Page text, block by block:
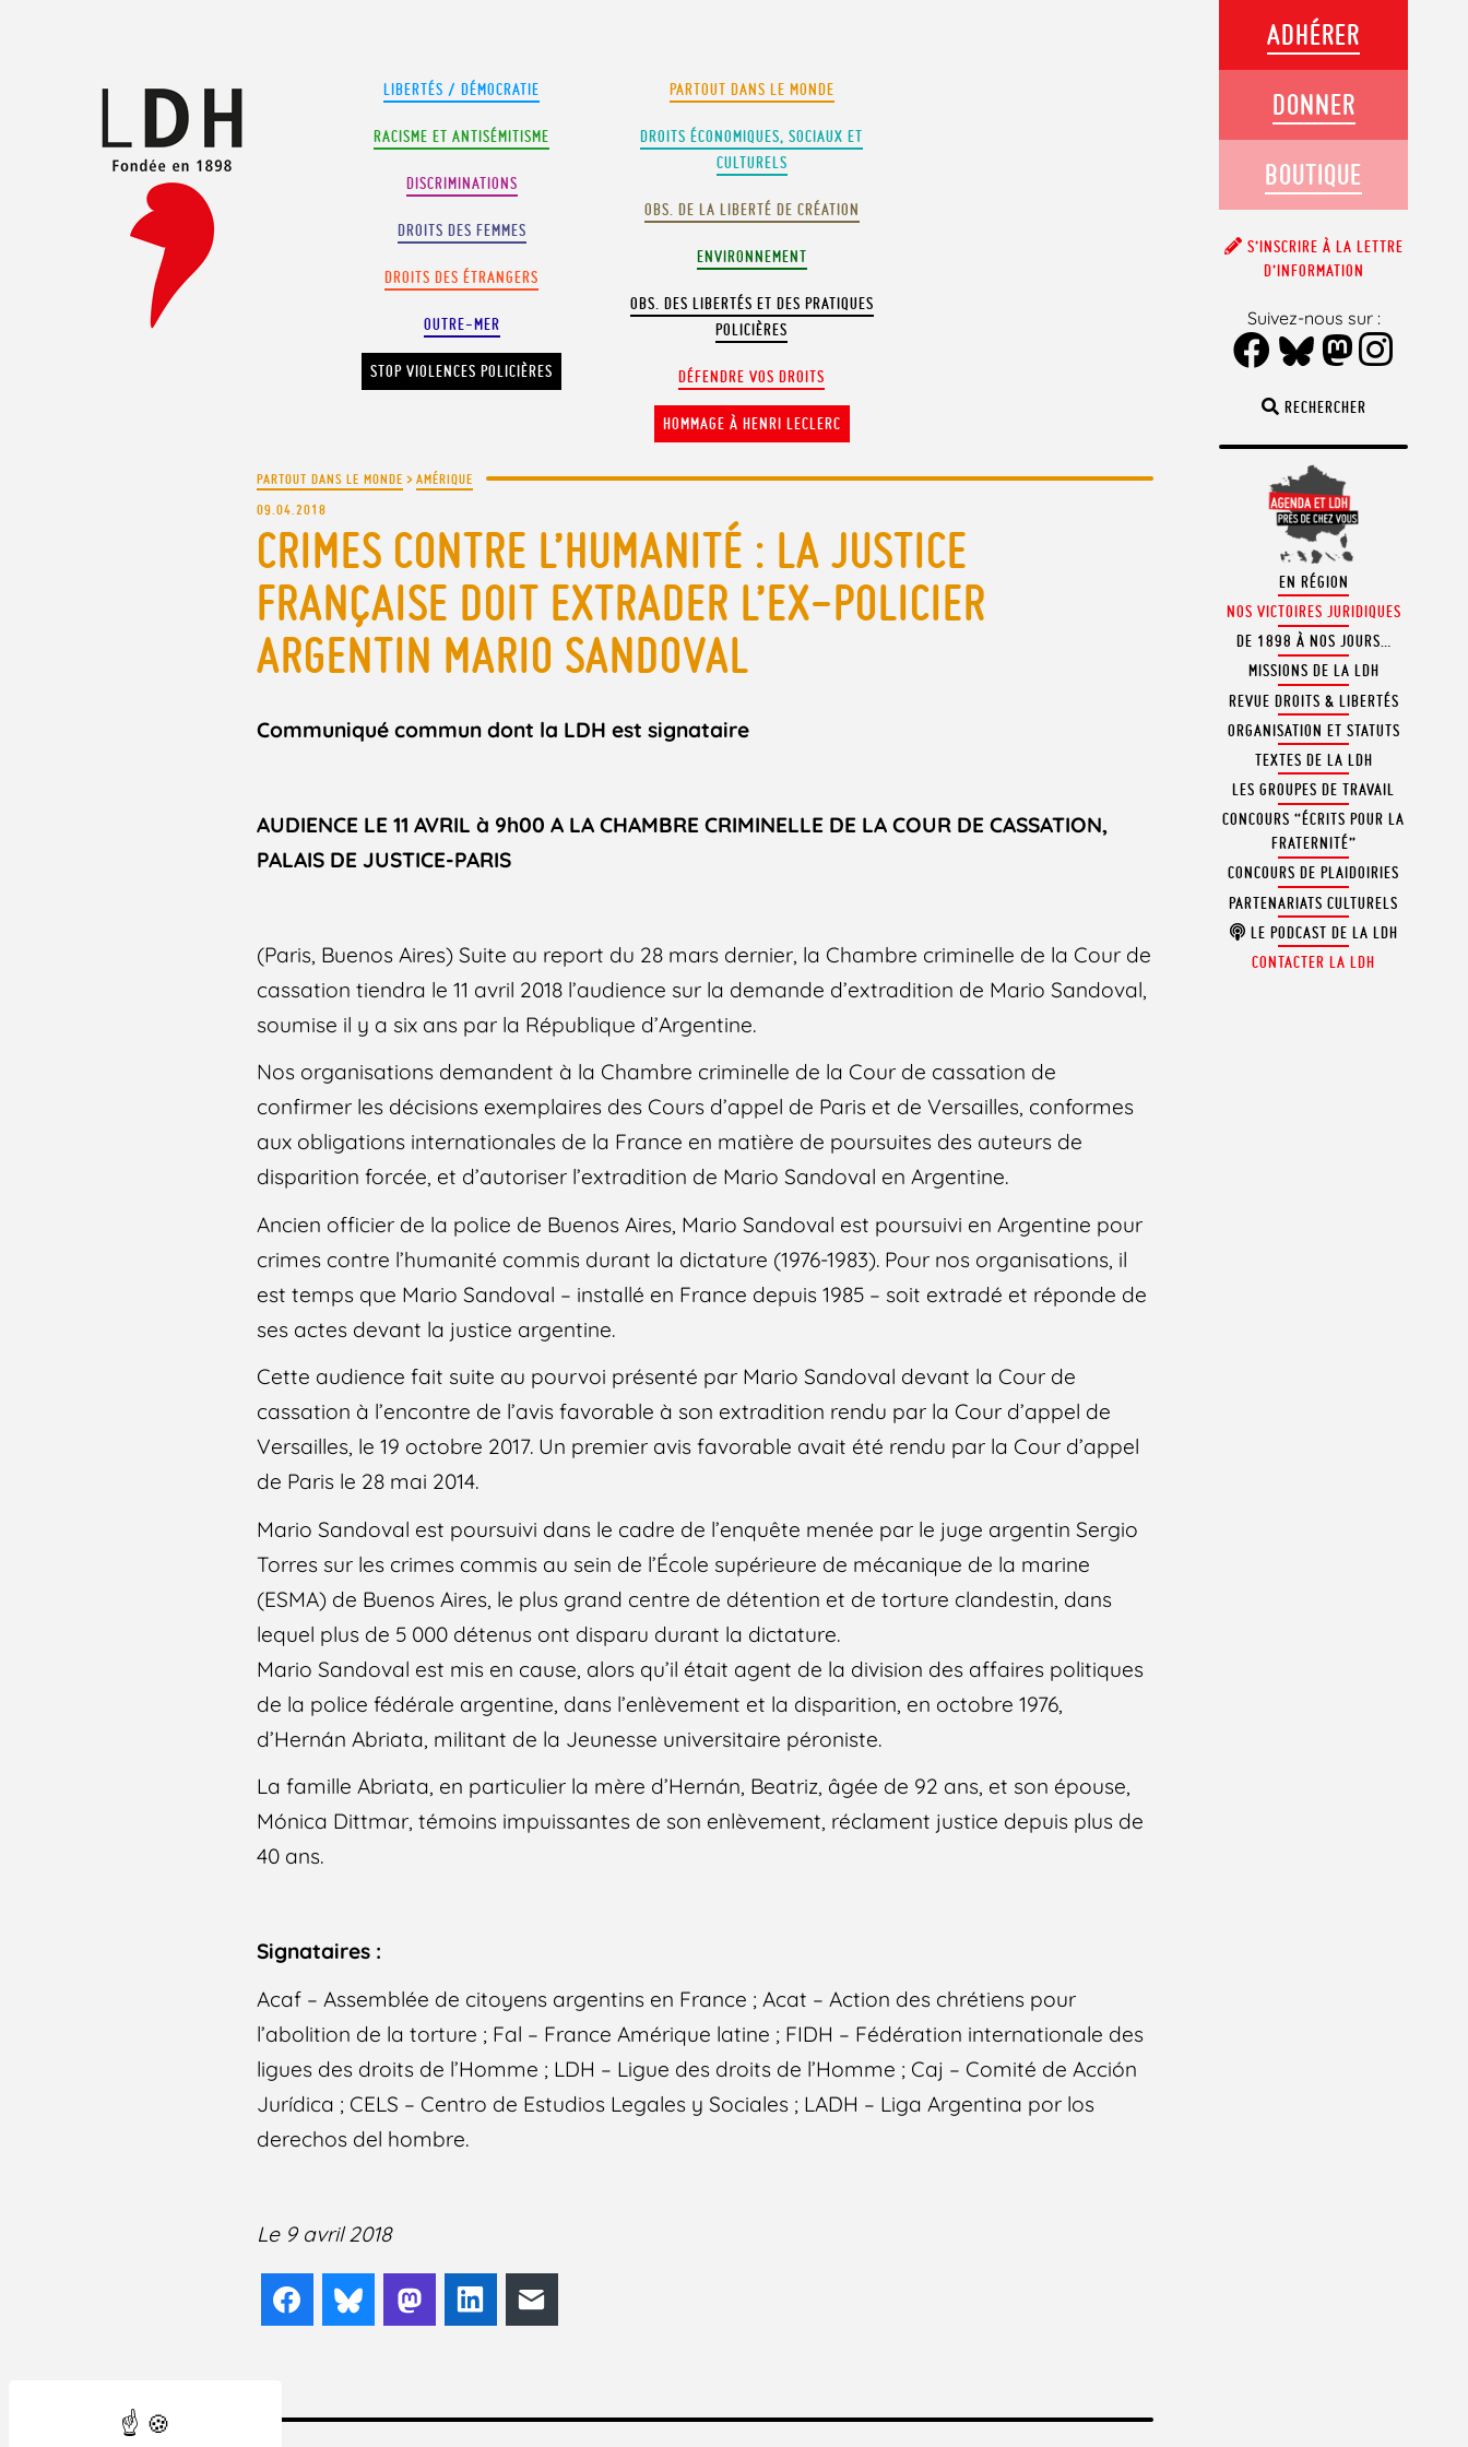
LIBERTÉS / DÉMOCRATIE
RACISME ET ANTISÉMITISME
DISCRIMINATIONS
DROITS DES FEMMES
DROITS DES ÉTRANGERS
OUTRE-MER
STOP VIOLENCES POLICIÈRES
PARTOUT DANS LE MONDE
DROITS ÉCONOMIQUES, SOCIAUX ET
CULTURELS
OBS. DE LA LIBERTÉ DE CRÉATION
ENVIRONNEMENT
OBS. DES LIBERTÉS ET DES PRATIQUES
POLICIÈRES
DÉFENDRE VOS DROITS
HOMMAGE À HENRI LECLERC
PARTOUT DANS LE MONDE >AMÉRIQUE
09.04.2018
CRIMES CONTRE L’HUMANITÉ : LA JUSTICE
FRANÇAISE DOIT EXTRADER L’EX-POLICIER
ARGENTIN MARIO SANDOVAL
Communiqué commun dont la LDH est signataire
AUDIENCE LE 11 AVRIL à 9h00 A LA CHAMBRE CRIMINELLE DE LA COUR DE CASSATION,
PALAIS DE JUSTICE-PARIS
(Paris, Buenos Aires) Suite au report du 28 mars dernier, la Chambre criminelle de la Cour de
cassation tiendra le 11 avril 2018 l’audience sur la demande d’extradition de Mario Sandoval,
soumise il y a six ans par la République d’Argentine.
Nos organisations demandent à la Chambre criminelle de la Cour de cassation de
confirmer les décisions exemplaires des Cours d’appel de Paris et de Versailles, conformes
aux obligations internationales de la France en matière de poursuites des auteurs de
disparition forcée, et d’autoriser l’extradition de Mario Sandoval en Argentine.
Ancien officier de la police de Buenos Aires, Mario Sandoval est poursuivi en Argentine pour
crimes contre l’humanité commis durant la dictature (1976-1983). Pour nos organisations, il
est temps que Mario Sandoval – installé en France depuis 1985 – soit extradé et réponde de
ses actes devant la justice argentine.
Cette audience fait suite au pourvoi présenté par Mario Sandoval devant la Cour de
cassation à l’encontre de l’avis favorable à son extradition rendu par la Cour d’appel de
Versailles, le 19 octobre 2017. Un premier avis favorable avait été rendu par la Cour d’appel
de Paris le 28 mai 2014.
Mario Sandoval est poursuivi dans le cadre de l’enquête menée par le juge argentin Sergio
Torres sur les crimes commis au sein de l’École supérieure de mécanique de la marine
(ESMA) de Buenos Aires, le plus grand centre de détention et de torture clandestin, dans
lequel plus de 5 000 détenus ont disparu durant la dictature.
Mario Sandoval est mis en cause, alors qu’il était agent de la division des affaires politiques
de la police fédérale argentine, dans l’enlèvement et la disparition, en octobre 1976,
d’Hernán Abriata, militant de la Jeunesse universitaire péroniste.
La famille Abriata, en particulier la mère d’Hernán, Beatriz, âgée de 92 ans, et son épouse,
Mónica Dittmar, témoins impuissantes de son enlèvement, réclament justice depuis plus de
40 ans.
Signataires :
Acaf – Assemblée de citoyens argentins en France ; Acat – Action des chrétiens pour
l’abolition de la torture ; Fal – France Amérique latine ; FIDH – Fédération internationale des
ligues des droits de l’Homme ; LDH – Ligue des droits de l’Homme ; Caj – Comité de Acción
Jurídica ; CELS – Centro de Estudios Legales y Sociales ; LADH – Liga Argentina por los
derechos del hombre.
Le 9 avril 2018
FacebookBlueskyMastodonLinkedIn
RECHERCHER
EN RÉGION
NOS VICTOIRES JURIDIQUES
DE 1898 À NOS JOURS…
MISSIONS DE LA LDH
REVUE DROITS & LIBERTÉS
ORGANISATION ET STATUTS
TEXTES DE LA LDH
LES GROUPES DE TRAVAIL
CONCOURS “ÉCRITS POUR LA
FRATERNITÉ”
CONCOURS DE PLAIDOIRIES
PARTENARIATS CULTURELS
LE PODCAST DE LA LDH
CONTACTER LA LDH
ADHÉRER
DONNER
BOUTIQUE
S’INSCRIRE À LA LETTRE
D’INFORMATION
Suivez-nous sur :